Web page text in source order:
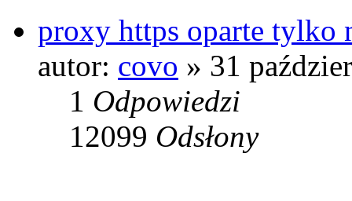
proxy https oparte tylko
autor: covo » 31
1 Odpowiedzi
12099 Odsłony